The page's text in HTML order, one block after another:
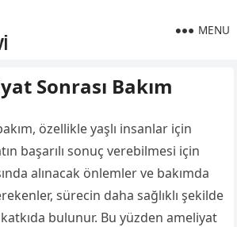
MENU
Sonrası Bakım
özellikle yaşlı insanlar için
başarılı sonuç verebilmesi için
alınacak önlemler ve bakımda
sürecin daha sağlıklı şekilde
bulunur. Bu yüzden ameliyat